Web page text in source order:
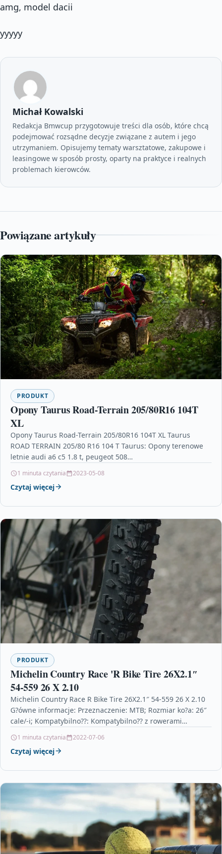
amg, model dacii
yyyyy
Michał Kowalski
Redakcja Bmwcup przygotowuje treści dla osób, które chcą
podejmować rozsądne decyzje związane z autem i jego
utrzymaniem. Opisujemy tematy warsztatowe, zakupowe i
leasingowe w sposób prosty, oparty na praktyce i realnych
problemach kierowców.
Powiązane artykuły
PRODUKT
Opony Taurus Road-Terrain 205/80R16 104T
XL
Opony Taurus Road-Terrain 205/80R16 104T XL Taurus
ROAD TERRAIN 205/80 R16 104 T Taurus: Opony terenowe
letnie audi a6 c5 1.8 t, peugeot 508…
1 minuta czytania 2023-05-08
Czytaj więcej
PRODUKT
Michelin Country Race 'R Bike Tire 26X2.1″
54-559 26 X 2.10
Michelin Country Race R Bike Tire 26X2.1″ 54-559 26 X 2.10
G?ówne informacje: Przeznaczenie: MTB; Rozmiar ko?a: 26″
cale/-i; Kompatybilno??: Kompatybilno?? z rowerami
1 minuta czytania 2022-07-06
Czytaj więcej